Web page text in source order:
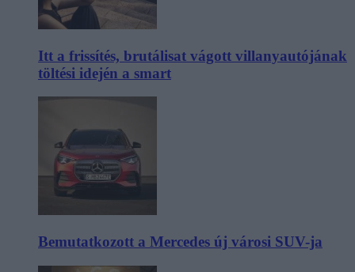
Itt a frissítés, brutálisat vágott villanyautójának
töltési idején a smart
Bemutatkozott a Mercedes új városi SUV-ja